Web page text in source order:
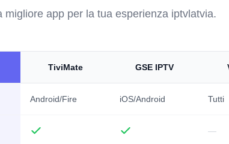
migliore app per la tua esperienza iptvlatvia.
TiviMate GSE IPTV
Android/Fire iOS/Android Tutti
—